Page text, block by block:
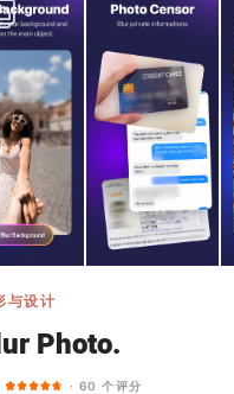
与设计
Photo.
· 60 个评分